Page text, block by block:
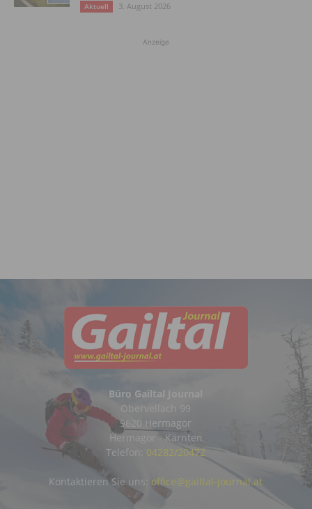
Aktuell 3. August 2026
Anzeige
Büro Gailtal Journal
Obervellach 99
9620 Hermagor
Hermagor - Kärnten
Telefon: 04282/20472
Kontaktieren Sie uns: office@gailtal-journal.at